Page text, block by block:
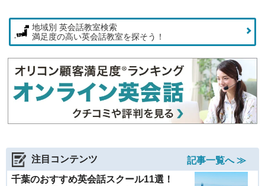
地域別 英会話教室検索
満足度の高い英会話教室を探そう！
注目コンテンツ
記事一覧へ ≫
千葉のおすすめ英会話スクール11選！